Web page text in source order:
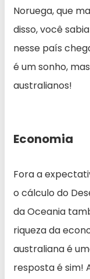
Noruega, que
disso, você
nesse país
é um sonho,
australianos!
Economia
Fora a
o cálculo do
da Oceania
riqueza da
australiana é
resposta é sim!